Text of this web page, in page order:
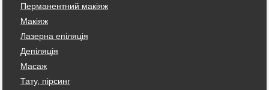
Перманентний макіяж
Макіяж
Лазерна епіляція
Депіляція
Масаж
Тату, пірсинг